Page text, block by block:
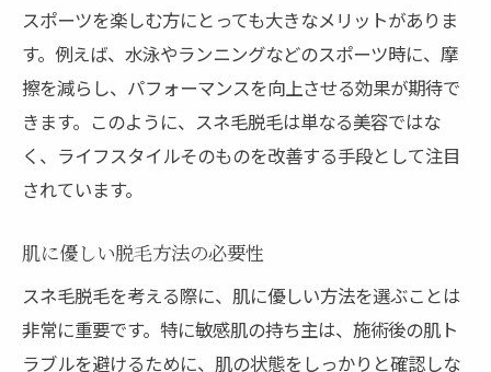
脱毛で新しい自分を発見紀北町で第一歩を踏み
出そう
脱毛がもたらす新たな自信とは
紀北町で変わる自分を楽しむ
新たな自分を見つけるための脱毛体験
脱毛で広がる可能性と挑戦
自分磨きの第一歩、脱毛の魅力
人生を豊かにする脱毛のすすめ
スポーツを楽しむ方にとっても大きなメリットがありま
す。例えば、水泳やランニングなどのスポーツ時に、摩
擦を減らし、パフォーマンスを向上させる効果が期待で
きます。このように、スネ毛脱毛は単なる美容ではな
く、ライフスタイルそのものを改善する手段として注目
されています。
肌に優しい脱毛方法の必要性
スネ毛脱毛を考える際に、肌に優しい方法を選ぶことは
非常に重要です。特に敏感肌の持ち主は、施術後の肌ト
ラブルを避けるために、肌の状態をしっかりと確認しな